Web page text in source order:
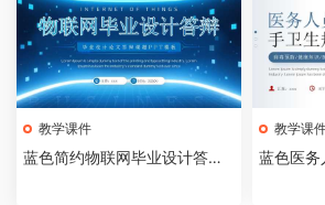
教学课件
蓝色简约物联网毕业设计答辩P
教学课
蓝色医务